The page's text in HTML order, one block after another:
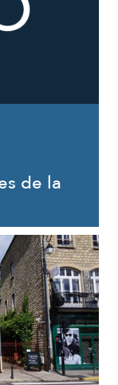
de la